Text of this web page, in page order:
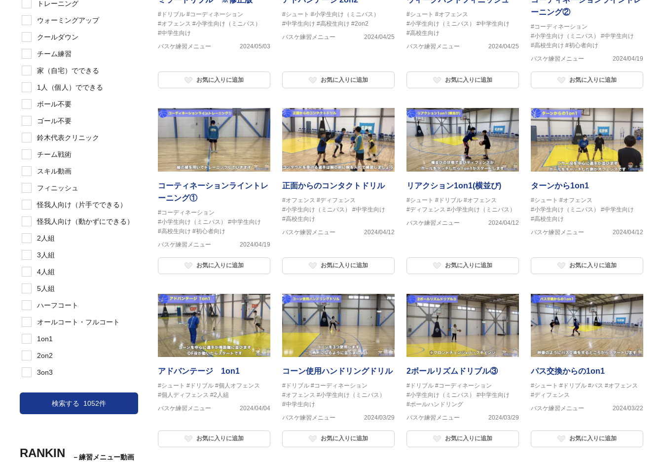
トレーニング
ウォーミングアップ
クールダウン
チーム練習
家（自宅）でできる
1人（個人）でできる
ボール不要
ゴール不要
鈴木代表クリニック
チーム戦術
スキル動画
フィニッシュ
怪我人向け（片手でできる）
怪我人向け（動かずにできる）
2人組
3人組
4人組
5人組
ハーフコート
オールコート・フルコート
1on1
2on2
3on3
検索する 1052件
RANKIN
－練習メニュー動画
#ドリブル #コーディネーション
#オフェンス #小学生向け（ミニバス）
#中学生向け
バスケ練習メニュー
2024/05/03
お気に入りに追加
#シュート #小学生向け（ミニバス）
#中学生向け #高校生向け #2on2
バスケ練習メニュー
2024/04/25
お気に入りに追加
#シュート #オフェンス
#小学生向け（ミニバス）
#中学生向け
#高校生向け
バスケ練習メニュー
2024/04/25
お気に入りに追加
ーニング②
#コーディネーション
#小学生向け（ミニバス）
#中学生向け
#高校生向け #初心者向け
バスケ練習メニュー
2024/04/19
お気に入りに追加
コーティネーションライントレ
ーニング①
#コーディネーション
#小学生向け（ミニバス）
#中学生向け
#高校生向け #初心者向け
バスケ練習メニュー
2024/04/19
お気に入りに追加
正面からのコンタクトドリル
#オフェンス #ディフェンス
#小学生向け（ミニバス）
#中学生向け
#高校生向け
バスケ練習メニュー
2024/04/12
お気に入りに追加
リアクション1on1(横並び)
#シュート #ドリブル #オフェンス
#ディフェンス #小学生向け（ミニバス）
バスケ練習メニュー
2024/04/12
お気に入りに追加
ターンから1on1
#シュート #オフェンス
#小学生向け（ミニバス）
#中学生向け
#高校生向け
バスケ練習メニュー
2024/04/12
お気に入りに追加
アドバンテージ 1on1
#シュート #ドリブル #個人オフェンス
#個人ディフェンス #2人組
バスケ練習メニュー
2024/04/04
お気に入りに追加
コーン使用ハンドリングドリル
#ドリブル #コーディネーション
#オフェンス #小学生向け（ミニバス）
#中学生向け
バスケ練習メニュー
2024/03/29
お気に入りに追加
2ボールリズムドリブル③
#ドリブル #コーディネーション
#小学生向け（ミニバス）
#中学生向け
#ボールハンドリング
バスケ練習メニュー
2024/03/29
お気に入りに追加
パス交換からの1on1
#シュート #ドリブル #パス #オフェンス
#ディフェンス
バスケ練習メニュー
2024/03/22
お気に入りに追加